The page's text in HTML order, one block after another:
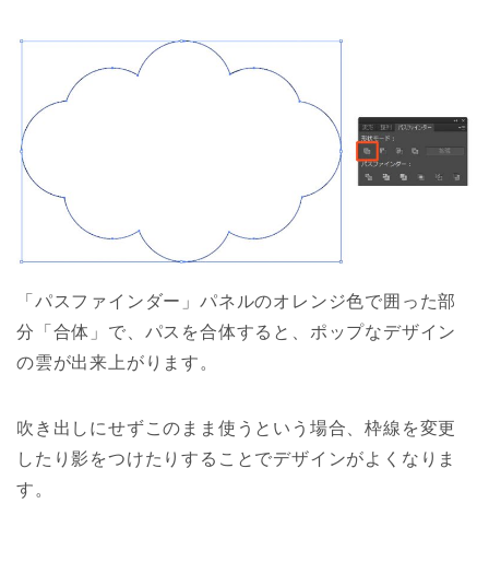
「パスファインダー」パネルのオレンジ色で囲った部
分「合体」で、パスを合体すると、ポップなデザイン
の雲が出来上がります。
吹き出しにせずこのまま使うという場合、枠線を変更
したり影をつけたりすることでデザインがよくなりま
す。